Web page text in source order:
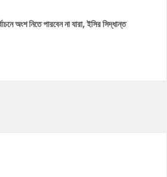
অংশ নিতে পারবেন না যারা, ইসির সিদ্ধান্ত